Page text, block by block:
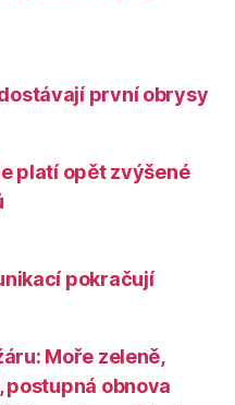
první obrysy
platí opět zvýšené
pokračují
Moře zeleně,
obnova